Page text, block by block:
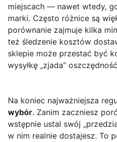
miejscach — nawet wtedy,
marki. Często różnice są
porównanie zajmuje kilka
też śledzenie kosztów
sklepie może przestać być
wysyłkę „zjada”
Na koniec najważniejsza
wybór. Zanim zaczniesz
wstępnie ustal swój
w nim realnie dostajesz. To